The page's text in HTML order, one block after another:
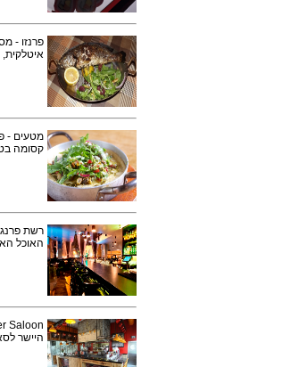
פרנזו -
איטלקית,
מטעים -
קסומה
רשת
האוכל
היישר